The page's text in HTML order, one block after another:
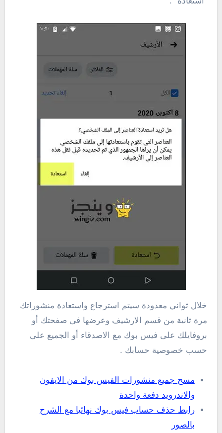
خلال ثواني معدودة سيتم استرجاع واستعادة منشوراتك
مرة ثانية من قسم الارشيف وعرضها فى صفحتك أو
بروفايلك على فيس بوك مع الاصدقاء أو الجميع على
حسب خصوصية حسابك .
مسح جميع منشورات الفيس بوك من الايفون
والاندرويد دفعة واحدة
رابط حذف حساب فيس بوك نهائيا مع الشرح
بالصور